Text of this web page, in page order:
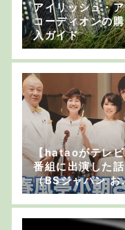
アイリッシュ・ア
コーディオンの購
入ガイド
【hataoがテレビ
番組に出演した話
（BSジャパン お
んがく交差点）】
ケルトの笛チャン
ネルvol.17